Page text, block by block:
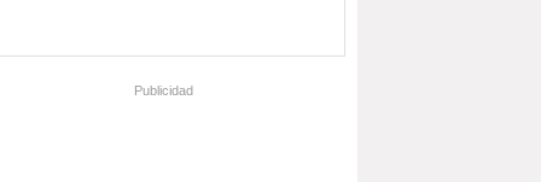
Publicidad